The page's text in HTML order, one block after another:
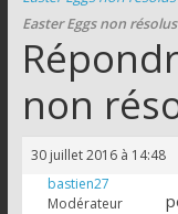
Guides
et
astuces
le
zombie
Easter Eggs non résolus
non
30 juillet 2016 à 14:48
bastien27
Modérateur